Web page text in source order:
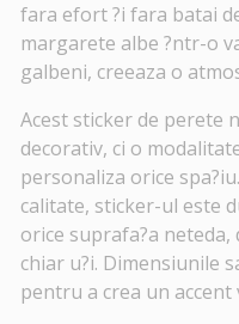
fara efort ?i fara batai
margarete albe ?ntr-o
galbeni, creeaza o
Acest sticker de perete
decorativ, ci o
personaliza orice
calitate, sticker-ul este
orice suprafa?a neteda,
chiar u?i. Dimensiunile
pentru a crea un